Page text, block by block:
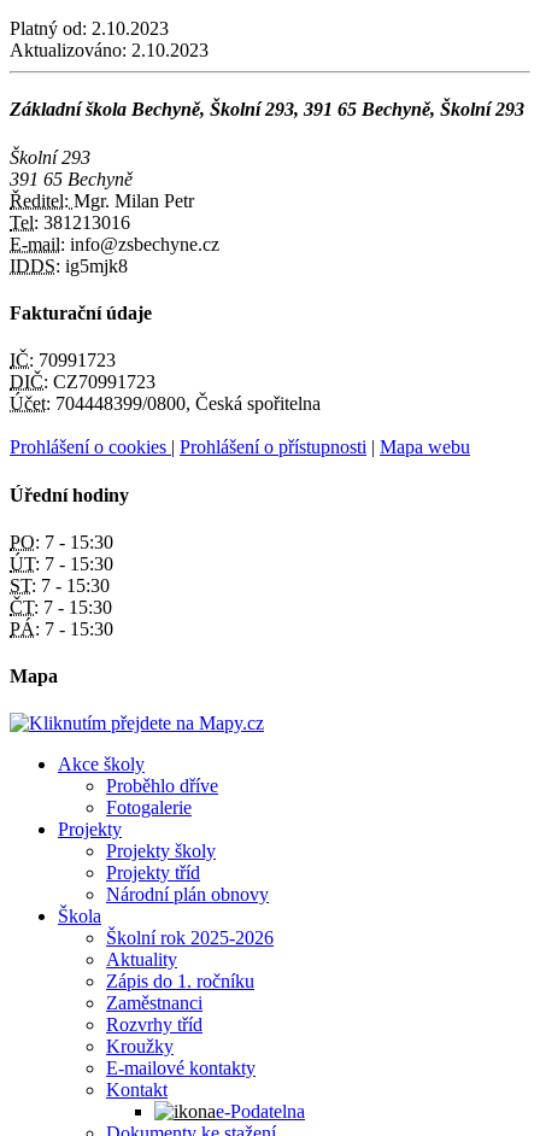
Platný od: 2.10.2023
Aktualizováno: 2.10.2023
Základní škola Bechyně, Školní 293, 391 65 Bechyně, Školní 293
Školní 293
391 65 Bechyně
Ředitel: Mgr. Milan Petr
Tel: 381213016
E-mail: info@zsbechyne.cz
IDDS: ig5mjk8
Fakturační údaje
IČ: 70991723
DIČ: CZ70991723
Účet: 704448399/0800, Česká spořitelna
Prohlášení o cookies | Prohlášení o přístupnosti | Mapa webu
Úřední hodiny
PO: 7 - 15:30
ÚT: 7 - 15:30
ST: 7 - 15:30
ČT: 7 - 15:30
PÁ: 7 - 15:30
Mapa
Akce školy
Proběhlo dříve
Fotogalerie
Projekty
Projekty školy
Projekty tříd
Národní plán obnovy
Škola
Školní rok 2025-2026
Aktuality
Zápis do 1. ročníku
Zaměstnanci
Rozvrhy tříd
Kroužky
E-mailové kontakty
Kontakt
e-Podatelna